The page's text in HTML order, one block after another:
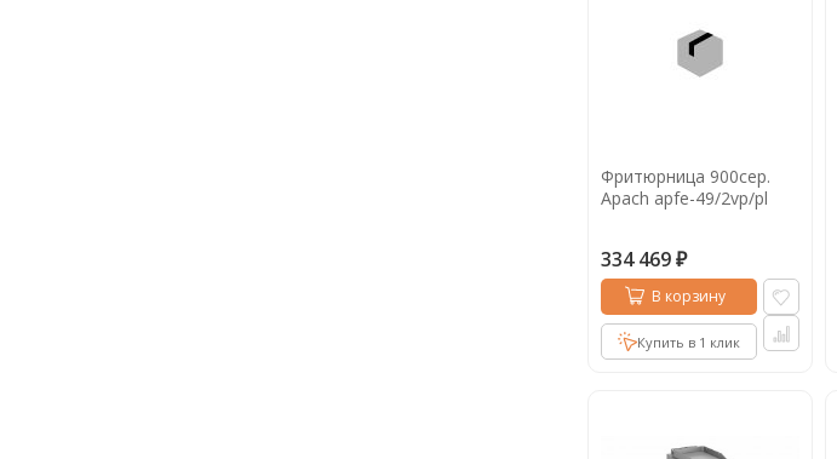
Фритюрница 900сер.
Apach apfe-49/2vp/pl
334 469 ₽
В корзину
Купить в 1 клик